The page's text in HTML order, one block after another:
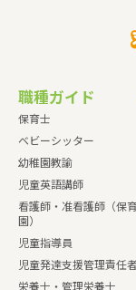
職種ガイド
保育士
ベビーシッター
幼稚園教諭
児童英語講師
看護師・准看護師（保
園）
児童指導員
児童発達支援管理責任
栄養士・管理栄養士